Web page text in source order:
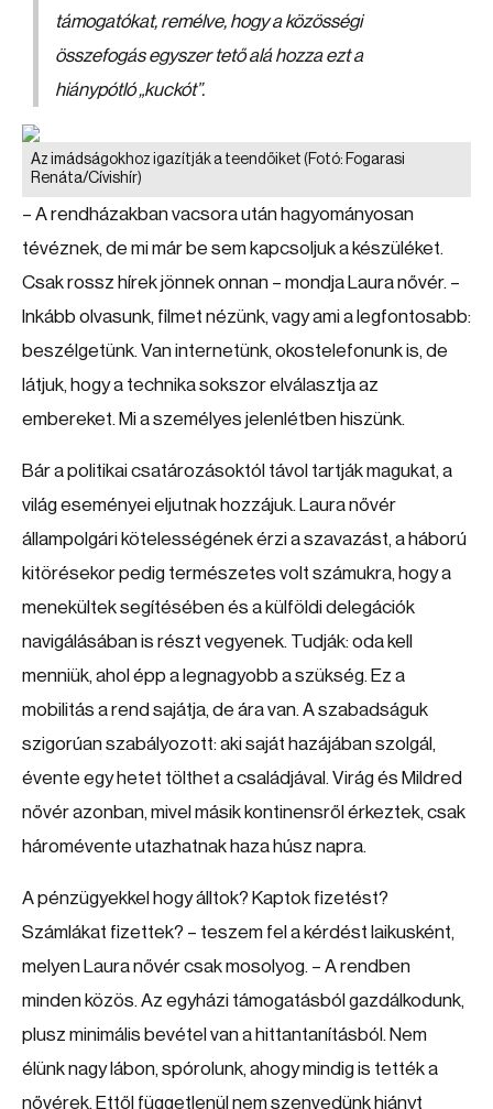
támogatókat, remélve, hogy a közösségi
összefogás egyszer tető alá hozza ezt a
hiánypótló „kuckót”.
Az imádságokhoz igazítják a teendőiket (Fotó: Fogarasi
Renáta/Cívishír)
– A rendházakban vacsora után hagyományosan
tévéznek, de mi már be sem kapcsoljuk a készüléket.
Csak rossz hírek jönnek onnan – mondja Laura nővér. –
Inkább olvasunk, filmet nézünk, vagy ami a legfontosabb:
beszélgetünk. Van internetünk, okostelefonunk is, de
látjuk, hogy a technika sokszor elválasztja az
embereket. Mi a személyes jelenlétben hiszünk.
Bár a politikai csatározásoktól távol tartják magukat, a
világ eseményei eljutnak hozzájuk. Laura nővér
állampolgári kötelességének érzi a szavazást, a háború
kitörésekor pedig természetes volt számukra, hogy a
menekültek segítésében és a külföldi delegációk
navigálásában is részt vegyenek. Tudják: oda kell
menniük, ahol épp a legnagyobb a szükség. Ez a
mobilitás a rend sajátja, de ára van. A szabadságuk
szigorúan szabályozott: aki saját hazájában szolgál,
évente egy hetet tölthet a családjával. Virág és Mildred
nővér azonban, mivel másik kontinensről érkeztek, csak
háromévente utazhatnak haza húsz napra.
A pénzügyekkel hogy álltok? Kaptok fizetést?
Számlákat fizettek? – teszem fel a kérdést laikusként,
melyen Laura nővér csak mosolyog. – A rendben
minden közös. Az egyházi támogatásból gazdálkodunk,
plusz minimális bevétel van a hittantanításból. Nem
élünk nagy lábon, spórolunk, ahogy mindig is tették a
nővérek. Ettől függetlenül nem szenvedünk hiányt